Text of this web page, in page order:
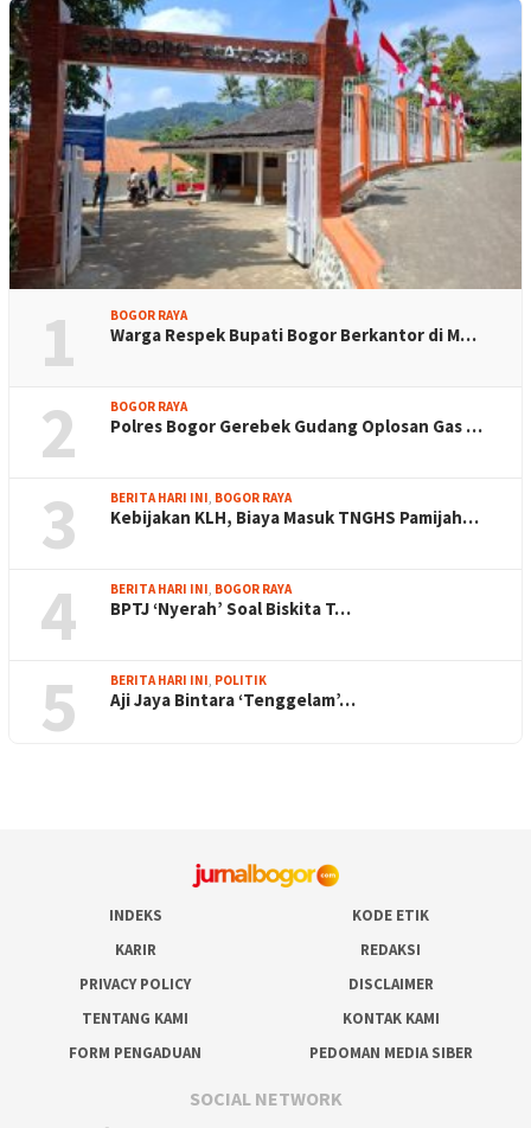
1 BOGOR RAYA
Warga Respek Bupati Bogor Berkantor di M…
2 BOGOR RAYA
Polres Bogor Gerebek Gudang Oplosan Gas …
3 BERITA HARI INI BOGOR RAYA
Kebijakan KLH, Biaya Masuk TNGHS Pamijah…
4 BERITA HARI INI BOGOR RAYA
BPTJ ‘Nyerah’ Soal Biskita T…
5 BERITA HARI INI POLITIK
Aji Jaya Bintara ‘Tenggelam’…
INDEKS
KODE ETIK
KARIR
REDAKSI
PRIVACY POLICY
DISCLAIMER
TENTANG KAMI
KONTAK KAMI
FORM PENGADUAN
PEDOMAN MEDIA SIBER
SOCIAL NETWORK